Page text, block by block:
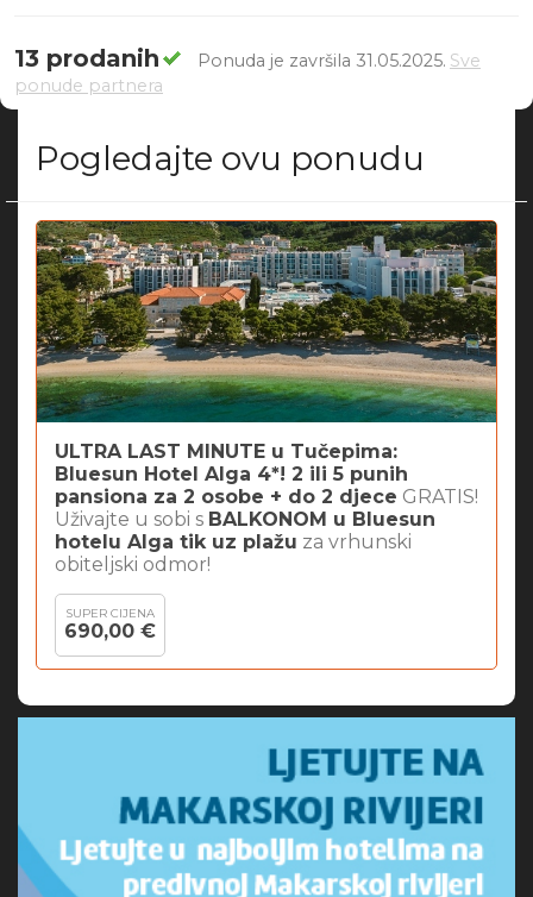
13 prodanih Ponuda je završila 31.05.2025. Sve
ponude partnera
Pogledajte ovu ponudu
ULTRA LAST MINUTE u Tučepima:
Bluesun Hotel Alga 4*! 2 ili 5 punih
pansiona za 2 osobe + do 2 djece GRATIS!
Uživajte u sobi s BALKONOM u Bluesun
hotelu Alga tik uz plažu za vrhunski
obiteljski odmor!
SUPER CIJENA
690,00 €